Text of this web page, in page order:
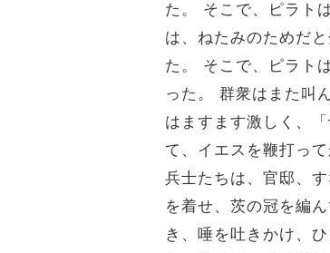
た。
そこで、ピラト
は、ねたみのためだ
た。
そこで、ピラト
った。
群衆はまた叫
はますます激しく、
て、イエスを鞭打っ
兵士たちは、官邸、
を着せ、茨の冠を編ん
き、唾を吐きかけ、